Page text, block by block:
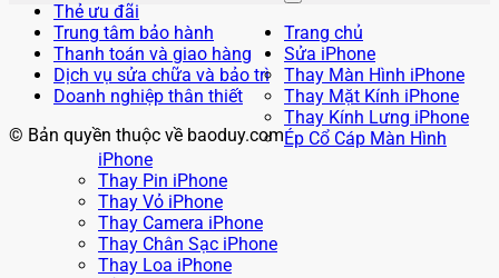
Thẻ ưu đãi
Trung tâm bảo hành
Thanh toán và giao hàng
Dịch vụ sửa chữa và bảo trì
Doanh nghiệp thân thiết
© Bản quyền thuộc về baoduy.com
Trang chủ
Sửa iPhone
Thay Màn Hình iPhone
Thay Mặt Kính iPhone
Thay Kính Lưng iPhone
Ép Cổ Cáp Màn Hình
iPhone
Thay Pin iPhone
Thay Vỏ iPhone
Thay Camera iPhone
Thay Chân Sạc iPhone
Thay Loa iPhone